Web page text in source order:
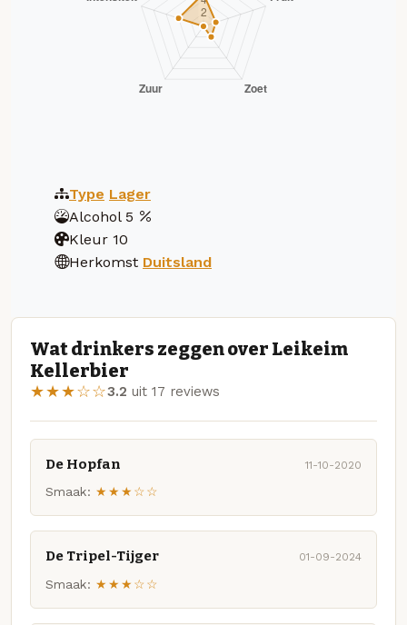
Type Lager
Alcohol 5
Kleur 10
Herkomst Duitsland
Wat drinkers zeggen over Leikeim
Kellerbier
★★★☆☆3.2 uit 17 reviews
De Hopfan 11-10-2020
Smaak: ★★★☆☆
De Tripel-Tijger 01-09-2024
Smaak: ★★★☆☆